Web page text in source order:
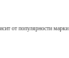
от популярности